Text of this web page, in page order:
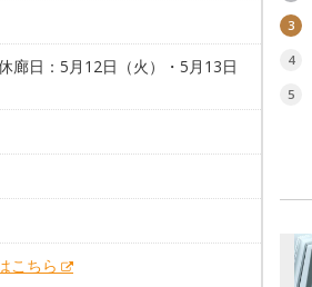
廊日：5月12日（火）・5月13日
こちら
3
4
5